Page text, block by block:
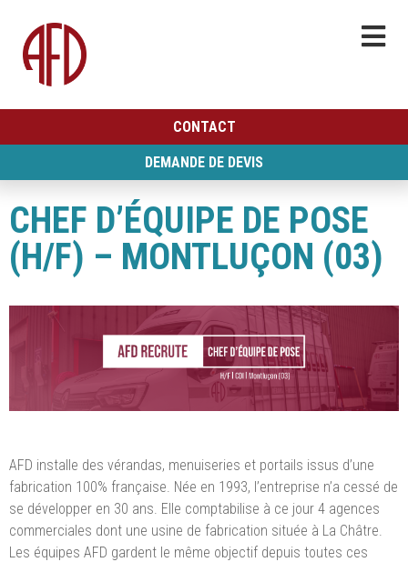
CONTACT
DEMANDE DE DEVIS
CHEF D’ÉQUIPE DE POSE
(H/F) – MONTLUÇON (03)
AFD installe des vérandas, menuiseries et portails issus d’une
fabrication 100% française. Née en 1993, l’entreprise n’a cessé de
se développer en 30 ans. Elle comptabilise à ce jour 4 agences
commerciales dont une usine de fabrication située à La Châtre.
Les équipes AFD gardent le même objectif depuis toutes ces